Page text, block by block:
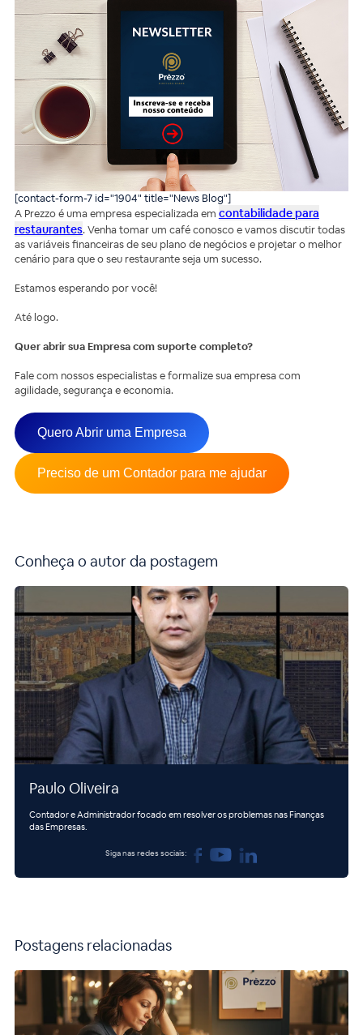
[contact-form-7 id="1904" title="News Blog"]
A Prezzo é uma empresa especializada em contabilidadepara
restaurantes. Venha tomar um café conosco e vamos discutir todas
as variáveis financeiras de seu plano de negócios e projetar o melhor
cenário para que o seu restaurante seja um sucesso.
Estamos esperando por você!
Até logo.
Quer abrir sua Empresa com suporte completo?
Fale com nossos especialistas e formalize sua empresa com
agilidade, segurança e economia.
Quero Abrir uma Empresa
Preciso de um Contador para me ajudar
Conheça o autor da postagem
Paulo Oliveira
Contador e Administrador focado em resolver os problemas nas Finanças
das Empresas.
Siga nas redes sociais:
Postagens relacionadas